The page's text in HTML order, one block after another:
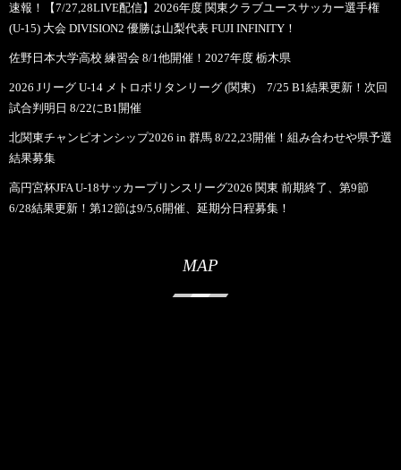
速報！【7/27,28LIVE配信】2026年度 関東クラブユースサッカー選手権
(U-15) 大会 DIVISION2 優勝は山梨代表 FUJI INFINITY！
佐野日本大学高校 練習会 8/1他開催！2027年度 栃木県
2026 Jリーグ U-14 メトロポリタンリーグ (関東) 7/25 B1結果更新！次回
試合判明日 8/22にB1開催
北関東チャンピオンシップ2026 in 群馬 8/22,23開催！組み合わせや県予選
結果募集
高円宮杯JFA U-18サッカープリンスリーグ2026 関東 前期終了、第9節
6/28結果更新！第12節は9/5,6開催、延期分日程募集！
MAP